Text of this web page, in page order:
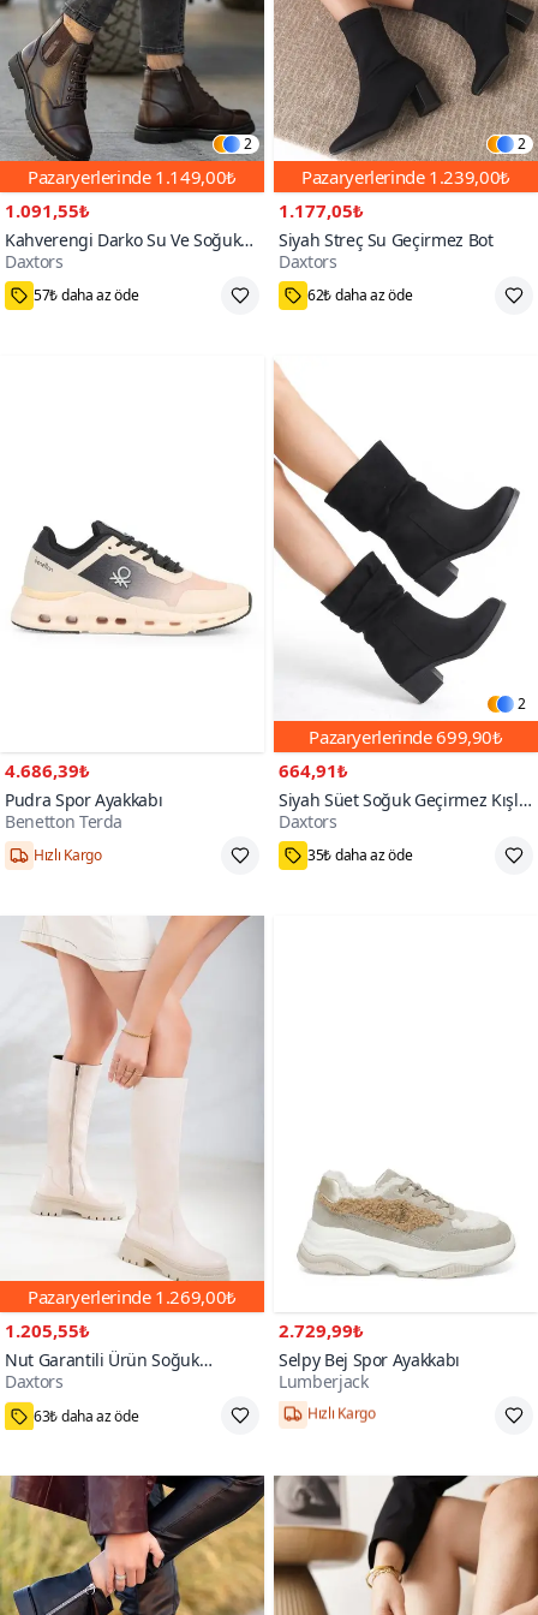
2
Pazaryerlerinde 1.149,00₺
1.091,55₺
Kahverengi Darko Su Ve Soğuk
Geçirmez İçi Kürklü Bot
Daxtors
100+
57₺ daha az öde
2
Pazaryerlerinde 1.239,00₺
1.177,05₺
Siyah Streç Su Geçirmez Bot
Daxtors
600+
62₺ daha az öde
4.686,39₺
Pudra Spor Ayakkabı
Benetton Terda
Hızlı Kargo
2
Pazaryerlerinde699,90₺
664,91₺
Siyah Süet Soğuk Geçirmez Kışlık
Bot
Daxtors
1000+
35₺ daha az öde
Pazaryerlerinde 1.269,00₺
1.205,55₺
Nut Garantili Ürün Soğuk
Geçirmez Kışlık Çizme
Daxtors
11000+
63₺ daha az öde
2.729,99₺
Selpy Bej Spor Ayakkabı
Lumberjack
Hızlı Kargo